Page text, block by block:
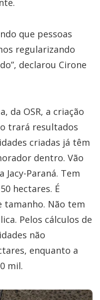
que pessoas
regularizando
declarou Cirone
da OSR, a criação
trará resultados
criadas já têm
dentro. Vão
Paraná. Tem
hectares. É
tamanho. Não tem
Pelos cálculos de
não
enquanto a
mil.